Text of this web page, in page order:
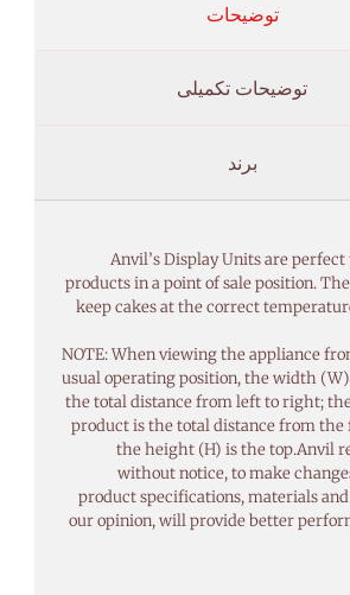
توضیحات
توضیحات تکمیلی
برند
“Anvil’s Display Units are
products in a point of sale position.
keep cakes at the correct
NOTE: When viewing the appliance
usual operating position, the width
the total distance from left to right;
product is the total distance from the
the height (H) is the top.Anvil
without notice, to make
product specifications, materials
our opinion, will provide better